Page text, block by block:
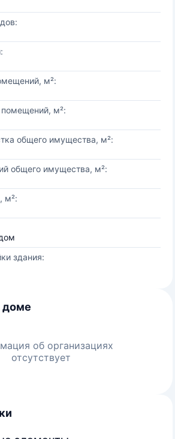
м²:
м²:
общего имущества, м²:
общего имущества, м²:
м²:
здания:
доме
об организациях
отсутствует